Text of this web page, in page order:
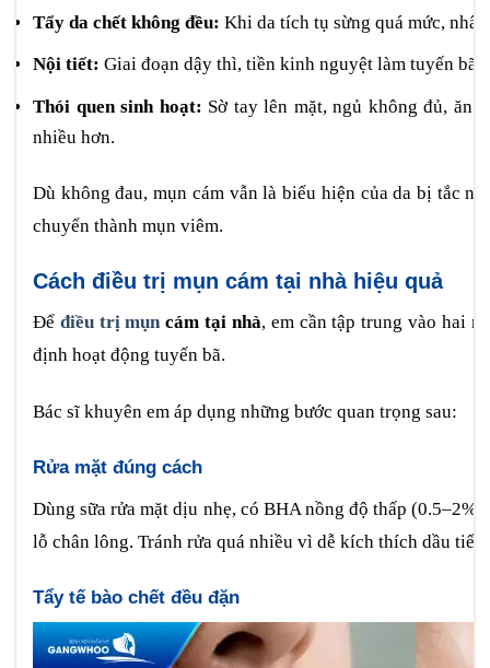
Tẩy da chết không đều: Khi da tích tụ sừng quá mức,
Nội tiết: Giai đoạn dậy thì, tiền kinh nguyệt làm tuyến bã
Thói quen sinh hoạt: Sờ tay lên mặt, ngủ không đủ, ăn
nhiều hơn.
Dù không đau, mụn cám vẫn là biểu hiện của da bị tắc
chuyển thành mụn viêm.
Cách điều trị mụn cám tại nhà hiệu quả
Để điều trị mụncám tại nhà, em cần tập trung vào hai
định hoạt động tuyến bã.
Bác sĩ khuyên em áp dụng những bước quan trọng sau:
Rửa mặt đúng cách
Dùng sữa rửa mặt dịu nhẹ, có BHA nồng độ thấp
lỗ chân lông. Tránh rửa quá nhiều vì dễ kích thích dầu tiết
Tẩy tế bào chết đều đặn